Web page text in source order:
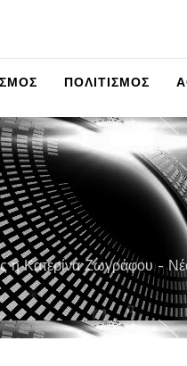
ΠΟΛΙΤΙΣΜΌΣ
η Κατερίνα Ζωγράφου -